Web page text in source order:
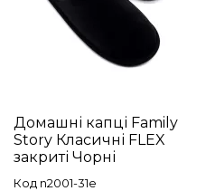
Домашні капці Family
Story Класичні FLEX
закриті Чорні
Код n2001-31e